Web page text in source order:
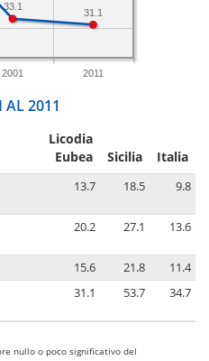
2001 2011
31.1
33.1
AL 2011
Licodia
Eubea
Sicilia Italia
13.7 18.5 9.8
20.2 27.1 13.6
15.6 21.8
11.4
31.1 53.7 34.7
nullo o poco significativo del